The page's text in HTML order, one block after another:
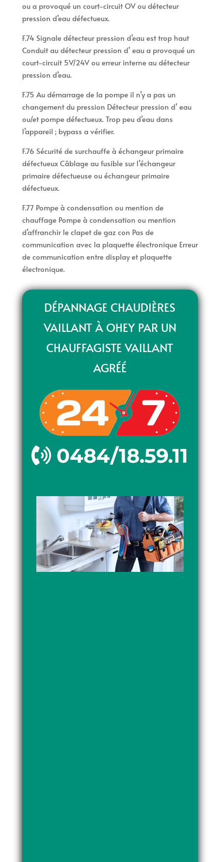
ou a provoqué un court-circuit OV ou détecteur
pression d’eau défectueux.
F.74 Signale détecteur pression d’eau est trop haut
Conduit au détecteur pression d’ eau a provoqué un
court-circuit 5V/24V ou erreur interne au détecteur
pression d’eau.
F.75 Au démarrage de la pompe il n’y a pas un
changement du pression Détecteur pression d’ eau
ou/et pompe défectueux. Trop peu d’eau dans
l’appareil ; bypass a vérifier.
F.76 Sécurité de surchauffe à échangeur primaire
défectueux Câblage au fusible sur l’échangeur
primaire défectueuse ou échangeur primaire
défectueux.
F.77 Pompe à condensation ou mention de
chauffage Pompe à condensation ou mention
d’affranchir le clapet de gaz con Pas de
communication avec la plaquette électronique Erreur
de communication entre display et plaquette
électronique.
DÉPANNAGE CHAUDIÈRES
VAILLANT À OHEY PAR UN
CHAUFFAGISTE VAILLANT
AGRÉÉ
0484/18.59.11